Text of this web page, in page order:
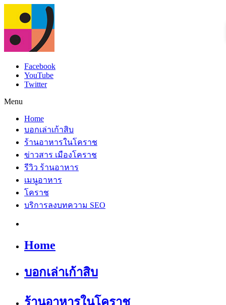
Facebook
YouTube
Twitter
Menu
Home
บอกเล่าเก้าสิบ
ร้านอาหารในโคราช
ข่าวสาร เมืองโคราช
รีวิว ร้านอาหาร
เมนูอาหาร
โคราช
บริการลงบทความ SEO
Home
บอกเล่าเก้าสิบ
ร้านอาหารในโคราช